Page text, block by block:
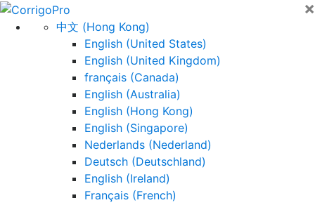
×
Skip
中文 (Hong Kong)
English (United States)
English (United Kingdom)
français (Canada)
English (Australia)
English (Hong Kong)
English (Singapore)
Nederlands (Nederland)
Deutsch (Deutschland)
English (Ireland)
Français (French)